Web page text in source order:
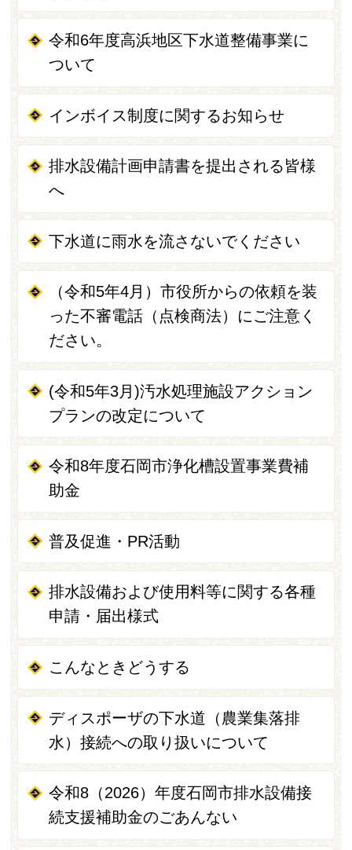
令和6年度高浜地区下水道整備事業に
ついて
インボイス制度に関するお知らせ
排水設備計画申請書を提出される皆様
へ
下水道に雨水を流さないでください
（令和5年4月）市役所からの依頼を装
った不審電話（点検商法）にご注意く
ださい。
(令和5年3月)汚水処理施設アクション
プランの改定について
令和8年度石岡市浄化槽設置事業費補
助金
普及促進・PR活動
排水設備および使用料等に関する各種
申請・届出様式
こんなときどうする
ディスポーザの下水道（農業集落排
水）接続への取り扱いについて
令和8（2026）年度石岡市排水設備接
続支援補助金のごあんない